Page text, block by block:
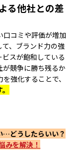
る他社との差
口コミや評価が増加
、ブランド力の強
スが飽和している
競争に勝ち残るか
強化することで、
…どうしたらいい？
みを解決！